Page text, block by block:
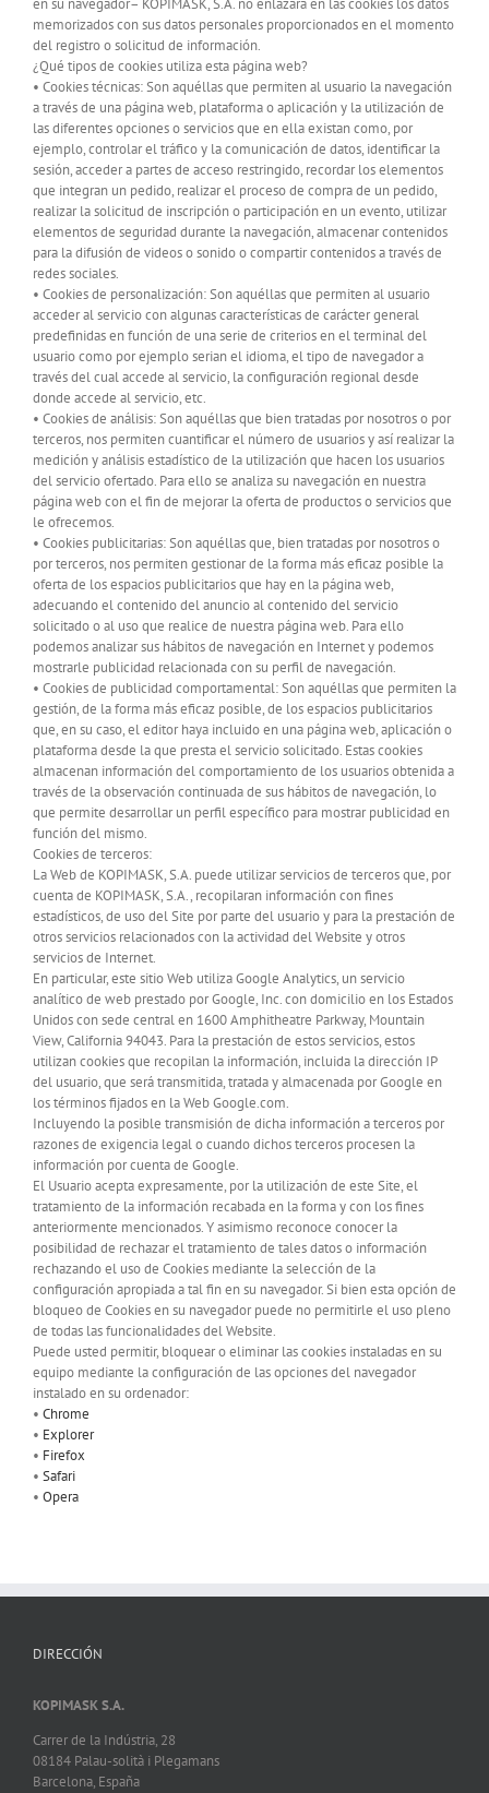
en su navegador– KOPIMASK, S.A. no enlazará en las cookies los datos
memorizados con sus datos personales proporcionados en el momento
del registro o solicitud de información.
¿Qué tipos de cookies utiliza esta página web?
• Cookies técnicas: Son aquéllas que permiten al usuario la navegación
a través de una página web, plataforma o aplicación y la utilización de
las diferentes opciones o servicios que en ella existan como, por
ejemplo, controlar el tráfico y la comunicación de datos, identificar la
sesión, acceder a partes de acceso restringido, recordar los elementos
que integran un pedido, realizar el proceso de compra de un pedido,
realizar la solicitud de inscripción o participación en un evento, utilizar
elementos de seguridad durante la navegación, almacenar contenidos
para la difusión de videos o sonido o compartir contenidos a través de
redes sociales.
• Cookies de personalización: Son aquéllas que permiten al usuario
acceder al servicio con algunas características de carácter general
predefinidas en función de una serie de criterios en el terminal del
usuario como por ejemplo serian el idioma, el tipo de navegador a
través del cual accede al servicio, la configuración regional desde
donde accede al servicio, etc.
• Cookies de análisis: Son aquéllas que bien tratadas por nosotros o por
terceros, nos permiten cuantificar el número de usuarios y así realizar la
medición y análisis estadístico de la utilización que hacen los usuarios
del servicio ofertado. Para ello se analiza su navegación en nuestra
página web con el fin de mejorar la oferta de productos o servicios que
le ofrecemos.
• Cookies publicitarias: Son aquéllas que, bien tratadas por nosotros o
por terceros, nos permiten gestionar de la forma más eficaz posible la
oferta de los espacios publicitarios que hay en la página web,
adecuando el contenido del anuncio al contenido del servicio
solicitado o al uso que realice de nuestra página web. Para ello
podemos analizar sus hábitos de navegación en Internet y podemos
mostrarle publicidad relacionada con su perfil de navegación.
• Cookies de publicidad comportamental: Son aquéllas que permiten la
gestión, de la forma más eficaz posible, de los espacios publicitarios
que, en su caso, el editor haya incluido en una página web, aplicación o
plataforma desde la que presta el servicio solicitado. Estas cookies
almacenan información del comportamiento de los usuarios obtenida a
través de la observación continuada de sus hábitos de navegación, lo
que permite desarrollar un perfil específico para mostrar publicidad en
función del mismo.
Cookies de terceros:
La Web de KOPIMASK, S.A. puede utilizar servicios de terceros que, por
cuenta de KOPIMASK, S.A., recopilaran información con fines
estadísticos, de uso del Site por parte del usuario y para la prestación de
otros servicios relacionados con la actividad del Website y otros
servicios de Internet.
En particular, este sitio Web utiliza Google Analytics, un servicio
analítico de web prestado por Google, Inc. con domicilio en los Estados
Unidos con sede central en 1600 Amphitheatre Parkway, Mountain
View, California 94043. Para la prestación de estos servicios, estos
utilizan cookies que recopilan la información, incluida la dirección IP
del usuario, que será transmitida, tratada y almacenada por Google en
los términos fijados en la Web Google.com.
Incluyendo la posible transmisión de dicha información a terceros por
razones de exigencia legal o cuando dichos terceros procesen la
información por cuenta de Google.
El Usuario acepta expresamente, por la utilización de este Site, el
tratamiento de la información recabada en la forma y con los fines
anteriormente mencionados. Y asimismo reconoce conocer la
posibilidad de rechazar el tratamiento de tales datos o información
rechazando el uso de Cookies mediante la selección de la
configuración apropiada a tal fin en su navegador. Si bien esta opción de
bloqueo de Cookies en su navegador puede no permitirle el uso pleno
de todas las funcionalidades del Website.
Puede usted permitir, bloquear o eliminar las cookies instaladas en su
equipo mediante la configuración de las opciones del navegador
instalado en su ordenador:
• Chrome
• Explorer
• Firefox
• Safari
• Opera
DIRECCIÓN
KOPIMASK S.A.
Carrer de la Indústria, 28
08184 Palau-solità i Plegamans
Barcelona, España